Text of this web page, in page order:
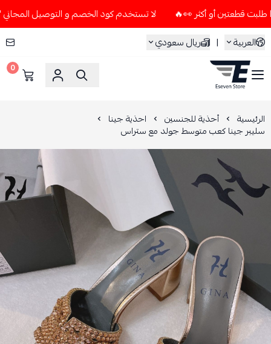
لا تستخدم كود الخصم و التوصيل المجاني " N7 " إلا إذا طلبت قطعتين أو أكثر 👀🔥
العربية
| ريال سعودي
ESEVEN STORE
0
الرئيسية أحذية للجنسين احذية جينا
سليبر جينا كعب متوسط جولد مع ستراس